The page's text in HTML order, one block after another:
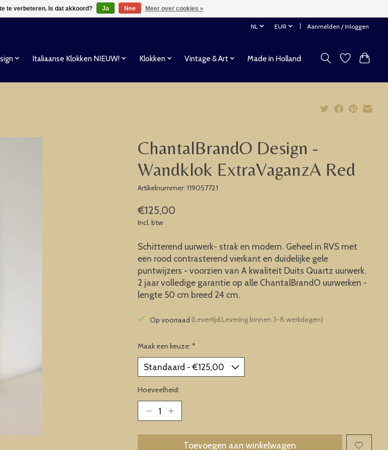
NL EUR Aanmelden / Inloggen
Italiaanse Klokken NIEUW! Klokken Vintage & Art Made in Holland
ChantalBrandO Design -
Wandklok ExtraVaganzA Red
Artikelnummer: 119057721
€125,00
Incl. btw
Schitterend uurwerk- strak en modern. Geheel in RVS met
een rood contrasterend vierkant en duidelijke gele
puntwijzers - voorzien van A kwaliteit Duits Quartz uurwerk.
2 jaar volledige garantie op alle ChantalBrandO uurwerken -
lengte 50 cm breed 24 cm.
Op voorraad (Levertijd:Levering binnen 3-8 werkdagen)
Maak een keuze: *
Hoeveelheid:
Toevoegen aan winkelwagen
te verbeteren. Is dat akkoord? Ja Nee Meer over cookies »